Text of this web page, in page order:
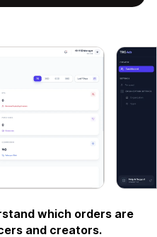
which orders are
and creators.